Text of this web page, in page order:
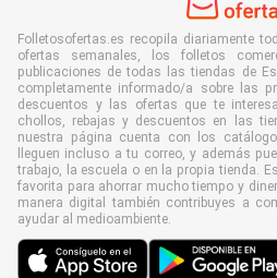
Folletosofertas.es recopila diariamente
ofertas semanales, los folletos
publicaciones de todas las tiendas de
completamente informado/a sobre las
descuentos y las ofertas que te
chollos, rebajas y descuentos en las
nuestra página cuenta con los
lleguen incluso a tu correo, y además
trabajo, la escuela o en la propia tienda.
favorita para ahorrar mucho tiempo y
manera digital también contribuyes a
ayudar al medioambiente.